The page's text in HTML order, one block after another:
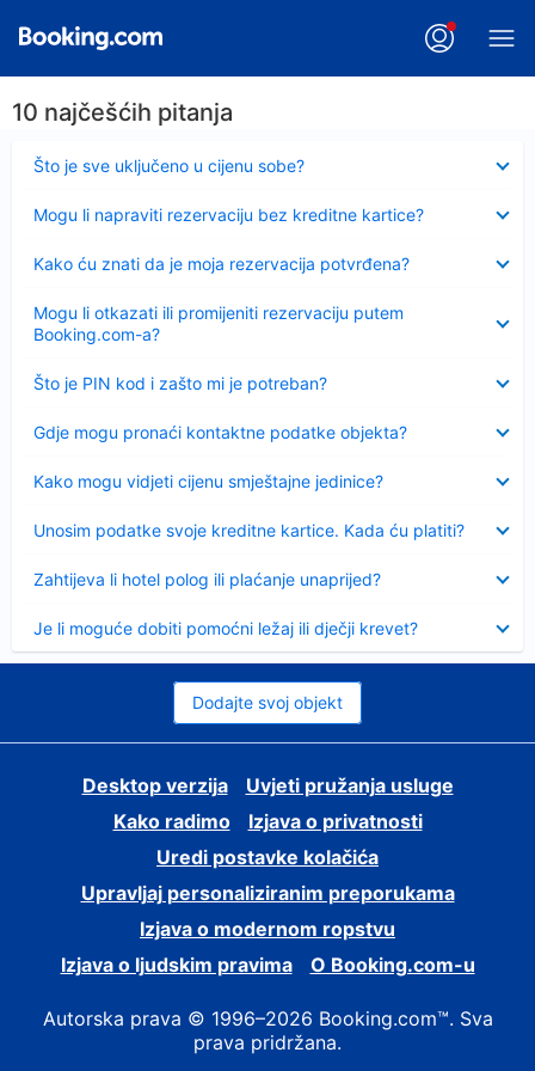
10 najčešćih pitanja
Što je sve uključeno u cijenu sobe?
Sažeto
Mogu li napraviti rezervaciju bez kreditne kartice?
Kako ću znati da je moja rezervacija potvrđena?
Mogu li otkazati ili promijeniti rezervaciju putem
Booking.com-a?
Što je PIN kod i zašto mi je potreban?
Sažeto
Gdje mogu pronaći kontaktne podatke objekta?
Kako mogu vidjeti cijenu smještajne jedinice?
Unosim podatke svoje kreditne kartice. Kada ću platiti?
Zahtijeva li hotel polog ili plaćanje unaprijed?
Je li moguće dobiti pomoćni ležaj ili dječji krevet?
Dodajte svoj objekt
Desktop verzija
Uvjeti pružanja usluge
Kako radimo
Izjava o privatnosti
Uredi postavke kolačića
Upravljaj personaliziranim preporukama
Izjava o modernom ropstvu
Izjava o ljudskim pravima
O Booking.com-u
Autorska prava © 1996–2026 Booking.com™. Sva
prava pridržana.